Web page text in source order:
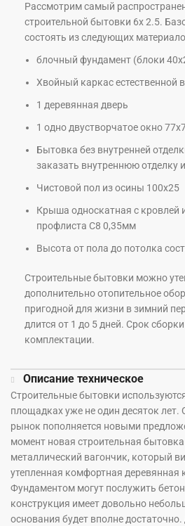
Рассмотрим самый
строительной бытовки 6х 2.5.
состоять из следующих
блочный фундамент (блоки
Хвойный каркас естественной
1 деревянная дверь
1 одно двустворчатое окно
Бытовка без внутренней
заказать внутреннюю отделку
Чистовой пол из осины 100х25
Крыша односкатная с кровлей
профлиста С8 0,35мм
Высота от пола до потолка
Строительные бытовки можно
дополнительно отопительное
пригодной для жизни в зимний
длится от 1 до 5 дней. Срок
комплектации.
Описание техническое
Строительные бытовки
площадках уже не один десяток лет.
рынок пополняется новыми
момент новая строительная бытовка
металлический вагончик, который
утепленная комфортная деревянная
Фундаментом могут послужить
конструкция имеет довольно
основания будет вполне